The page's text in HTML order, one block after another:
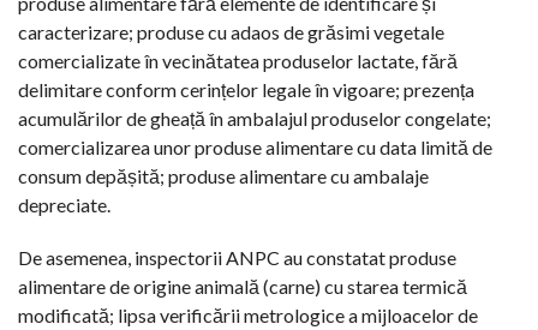
caracterizare; produse cu adaos de grăsimi vegetale
comercializate în vecinătatea produselor lactate, fără
delimitare conform cerințelor legale în vigoare; prezența
acumulărilor de gheață în ambalajul produselor congelate;
comercializarea unor produse alimentare cu data limită de
consum depășită; produse alimentare cu ambalaje
depreciate.
De asemenea, inspectorii ANPC au constatat produse
alimentare de origine animală (carne) cu starea termică
modificată; lipsa verificării metrologice a mijloacelor de